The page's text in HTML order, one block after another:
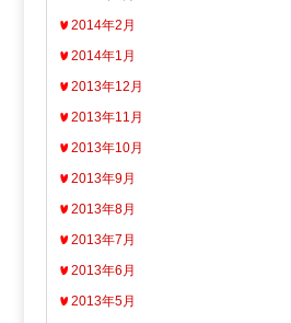
2014年2月
2014年1月
2013年12月
2013年11月
2013年10月
2013年9月
2013年8月
2013年7月
2013年6月
2013年5月